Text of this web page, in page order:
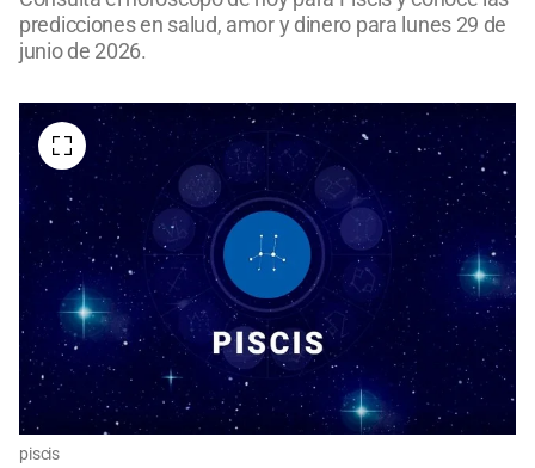
predicciones en salud, amor y dinero para lunes 29 de
junio de 2026.
piscis